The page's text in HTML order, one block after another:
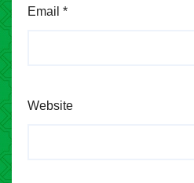
Email *
Website